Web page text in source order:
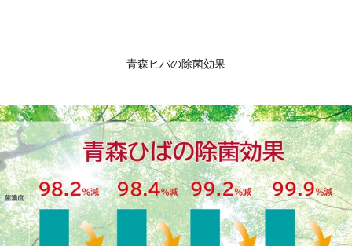
青森ヒバの除菌効果